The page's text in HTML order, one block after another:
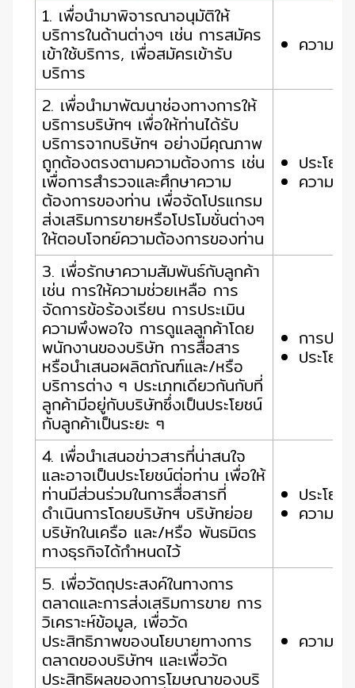
1. เพื่อนำมาพิจารณาอนุมัติให้
บริการในด้านต่างๆ เช่น การสมัคร
เข้าใช้บริการ, เพื่อสมัครเข้ารับ
บริการ
ความยิ
2. เพื่อนำมาพัฒนาช่องทางการให้
บริการบริษัทฯ เพื่อให้ท่านได้รับ
บริการจากบริษัทฯ อย่างมีคุณภาพ
ถูกต้องตรงตามความต้องการ เช่น
เพื่อการสำรวจและศึกษาความ
ต้องการของท่าน เพื่อจัดโปรแกรม
ส่งเสริมการขายหรือโปรโมชั่นต่างๆ
ให้ตอบโจทย์ความต้องการของท่าน
ประโย
ความยิ
3. เพื่อรักษาความสัมพันธ์กับลูกค้า
เช่น การให้ความช่วยเหลือ การ
จัดการข้อร้องเรียน การประเมิน
ความพึงพอใจ การดูแลลูกค้าโดย
พนักงานของบริษัท การสื่อสาร
หรือนำเสนอผลิตภัณฑ์และ/หรือ
บริการต่าง ๆ ประเภทเดียวกันกับที่
ลูกค้ามีอยู่กับบริษัทซึ่งเป็นประโยชน์
กับลูกค้าเป็นระยะ ๆ
การปฏิ
ประโย
4. เพื่อนำเสนอข่าวสารที่น่าสนใจ
และอาจเป็นประโยชน์ต่อท่าน เพื่อให้
ท่านมีส่วนร่วมในการสื่อสารที่
ดำเนินการโดยบริษัทฯ บริษัทย่อย
บริษัทในเครือ และ/หรือ พันธมิตร
ทางธุรกิจได้กำหนดไว้
ประโย
ความยิ
5. เพื่อวัตถุประสงค์ในทางการ
ตลาดและการส่งเสริมการขาย การ
วิเคราะห์ข้อมูล, เพื่อวัด
ประสิทธิภาพของนโยบายทางการ
ตลาดของบริษัทฯ และเพื่อวัด
ประสิทธิผลของการโฆษณาของบริ
ความยิ